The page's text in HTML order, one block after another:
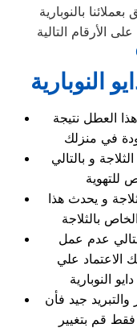
النوبارية
العطل نتيجة
في منزلك
و بالتالي
و يحدث هذا
عدم عمل
الاعتماد علي
جيد فأن
قم بتغيير